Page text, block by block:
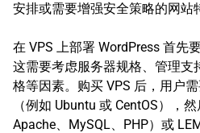
安排或需要增强安全策略的网站
在 VPS 上部署 WordPress 首先
这需要考虑服务器规格、管理支
格等因素。购买 VPS 后，用户
（例如 Ubuntu 或 CentOS），
Apache、MySQL、PHP）或